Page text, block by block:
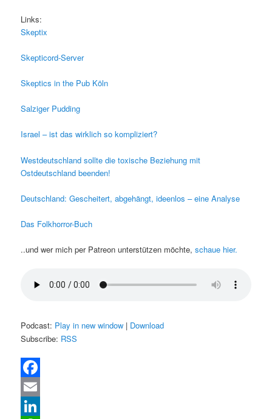
Links:
Skeptix
Skepticord-Server
Skeptics in the Pub Köln
Salziger Pudding
Israel – ist das wirklich so kompliziert?
Westdeutschland sollte die toxische Beziehung mit
Ostdeutschland beenden!
Deutschland: Gescheitert, abgehängt, ideenlos – eine Analyse
Das Folkhorror-Buch
..und wer mich per Patreon unterstützen möchte,schaue hier.
Podcast: Play in new window | Download
Subscribe: RSS
Facebook
Email